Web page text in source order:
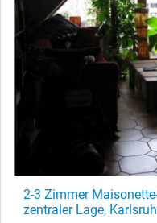
2-3 Zimmer
zentraler Lage,